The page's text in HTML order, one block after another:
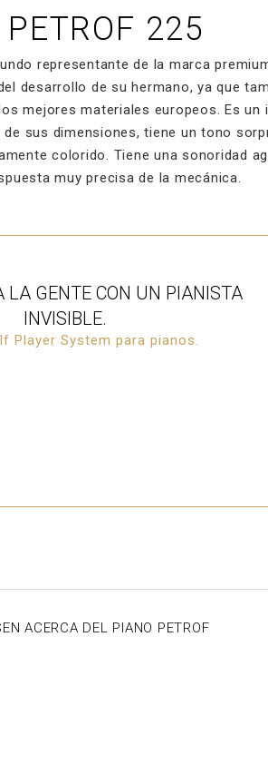
225
representante de la marca
desarrollo de su hermano, ya que
mejores materiales europeos. Es un
sus dimensiones, tiene un tono
colorido. Tiene una sonoridad
muy precisa de la mecánica.
LA GENTE CON UN PIANISTA
INVISIBLE.
Player System para pianos.
ACERCA DEL PIANO PETROF